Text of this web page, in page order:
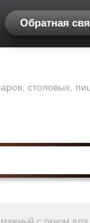
Обратная
столовых,